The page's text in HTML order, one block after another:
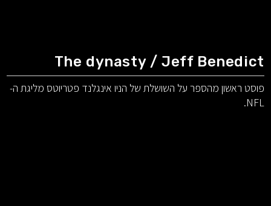
The dynasty / Jeff Benedict
פוסט ראשון מהספר על השושלת של הניו אינגלנד פטריוטס מליגת ה-
NFL.